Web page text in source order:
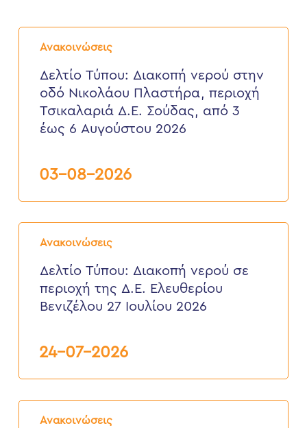
Ανακοινώσεις
Δελτίο
Τύπου:
νερού
στην
Νικολάου
Πλαστήρα,
περιοχή
Σούδας,
έως
2026
Δελτίο Τύπου: Διακοπή νερού στην
οδό Νικολάου Πλαστήρα, περιοχή
Τσικαλαριά Δ.Ε. Σούδας, από 3
έως 6 Αυγούστου 2026
03-08-2026
Ανακοινώσεις
Δελτίο
Τύπου:
νερού
περιοχή
2026
Δελτίο Τύπου: Διακοπή νερού σε
περιοχή της Δ.Ε. Ελευθερίου
Βενιζέλου 27 Ιουλίου 2026
24-07-2026
Ανακοινώσεις
Δελτίο
Τύπου: